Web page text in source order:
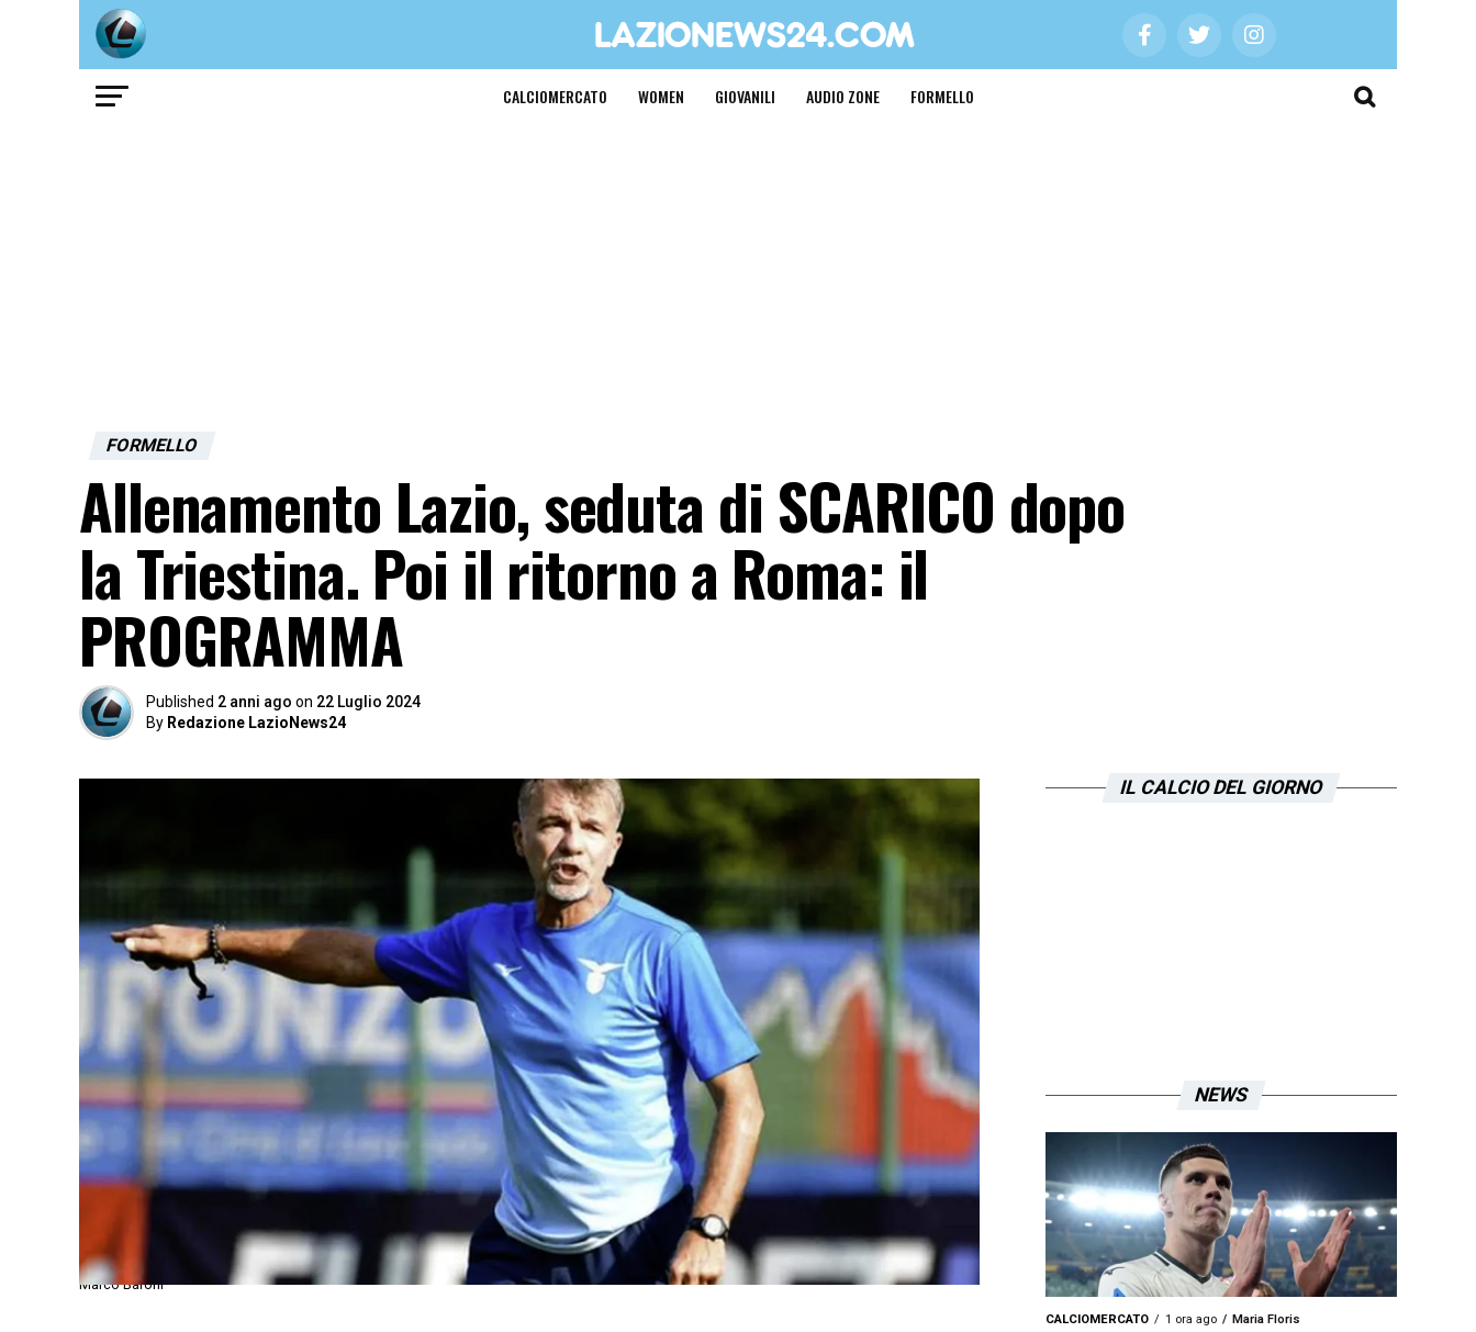
CALCIOMERCATO WOMEN GIOVANILI AUDIO ZONE FORMELLO
FORMELLO
Allenamento Lazio, seduta di SCARICO dopo
la Triestina. Poi il ritorno a Roma: il
PROGRAMMA
Published 2 anni ago on 22 Luglio 2024
By Redazione LazioNews24
Marco Baroni
IL CALCIO DEL GIORNO
NEWS
CALCIOMERCATO 1 ora ago Maria Floris